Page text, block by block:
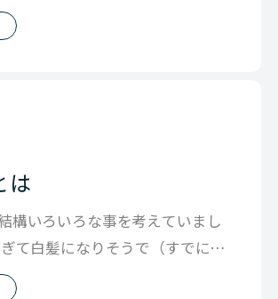
常に音楽を聴いてます。そ
は
構いろいろな事を考えていまし
て白髪になりそうで（すでにな
が） 冗談はさておき、 そ